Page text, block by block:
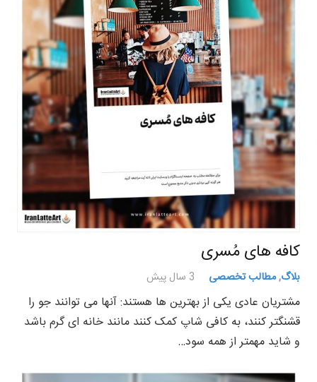
کافه های مُسری
بلاگ,مطالب تخصصی 3 سال پیش
مشتریان عادی یکی از بهترین ها هستند: آنها می توانند جو را
قشنگتر کنند، به کافی شاپ کمک کنند مانند خانه ای گرم باشد
و شاید مهمتر از همه سود…